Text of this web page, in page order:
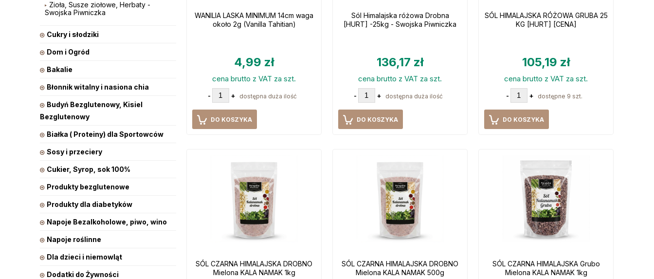
Zioła, Susze ziołowe, Herbaty -
Swojska Piwniczka
Cukry i słodziki
Dom i Ogród
Bakalie
Błonnik witalny i nasiona chia
Budyń Bezglutenowy, Kisiel
Bezglutenowy
Białka ( Proteiny) dla Sportowców
Sosy i przeciery
Cukier, Syrop, sok 100%
Produkty bezglutenowe
Produkty dla diabetyków
Napoje Bezalkoholowe, piwo, wino
Napoje roślinne
Dla dzieci i niemowląt
Dodatki do Żywności
WANILIA LASKA MINIMUM 14cm waga
około 2g (Vanilla Tahitian)
4,99 zł
cena brutto z VAT za szt.
- + dostępna duża ilość
DO KOSZYKA
Sól Himalajska różowa Drobna
[HURT] -25kg - Swojska Piwniczka
136,17 zł
cena brutto z VAT za szt.
- + dostępna duża ilość
DO KOSZYKA
SÓL HIMALAJSKA RÓŻOWA GRUBA 25
KG [HURT] [CENA]
105,19 zł
cena brutto z VAT za szt.
- + dostępne 9 szt.
DO KOSZYKA
SÓL CZARNA HIMALAJSKA DROBNO
Mielona KALA NAMAK 1kg
SÓL CZARNA HIMALAJSKA DROBNO
Mielona KALA NAMAK 500g
SÓL CZARNA HIMALAJSKA Grubo
Mielona KALA NAMAK 1kg